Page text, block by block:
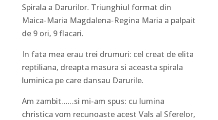
Spirala a Darurilor. Triunghiul format din
Maica-Maria Magdalena-Regina Maria a palpait
de 9 ori, 9 flacari.
In fata mea erau trei drumuri: cel creat de elita
reptiliana, dreapta masura si aceasta spirala
luminica pe care dansau Darurile.
Am zambit……si mi-am spus: cu lumina
christica vom recunoaste acest Vals al Sferelor,